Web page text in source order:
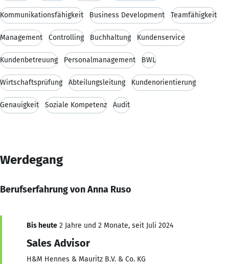
Kommunikationsfähigkeit Business Development Teamfähigkeit
Management Controlling Buchhaltung Kundenservice
Kundenbetreuung Personalmanagement BWL
Wirtschaftsprüfung Abteilungsleitung Kundenorientierung
Genauigkeit Soziale Kompetenz Audit
Werdegang
Berufserfahrung von Anna Ruso
Bis heute 2 Jahre und 2 Monate, seit Juli 2024
Sales Advisor
H&M Hennes & Mauritz B.V. & Co. KG